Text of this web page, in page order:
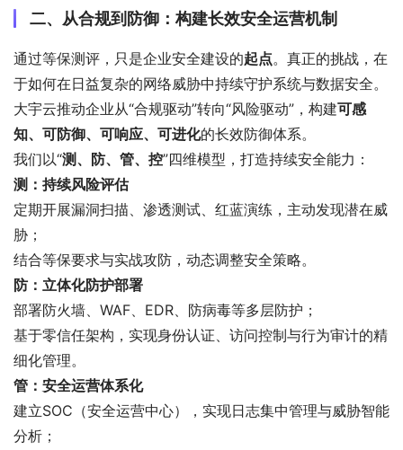
二、从合规到防御：构建长效安全运营机制
通过等保测评，只是企业安全建设的起点。真正的挑战，在
于如何在日益复杂的网络威胁中持续守护系统与数据安全。
大宇云推动企业从“合规驱动”转向“风险驱动”，构建可感
知、可防御、可响应、可进化的长效防御体系。
我们以“测、防、管、控”四维模型，打造持续安全能力：
测：持续风险评估
定期开展漏洞扫描、渗透测试、红蓝演练，主动发现潜在威
胁；
结合等保要求与实战攻防，动态调整安全策略。
防：立体化防护部署
部署防火墙、WAF、EDR、防病毒等多层防护；
基于零信任架构，实现身份认证、访问控制与行为审计的精
细化管理。
管：安全运营体系化
建立SOC（安全运营中心），实现日志集中管理与威胁智能
分析；